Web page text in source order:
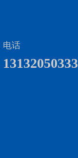
电话
13132050333